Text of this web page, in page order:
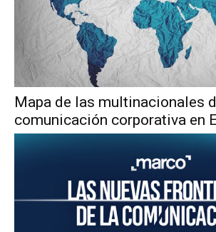
Mapa de las multinacionales
comunicación corporativa en